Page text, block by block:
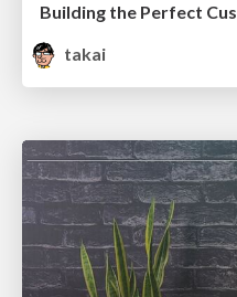
Building the Perfect
takai